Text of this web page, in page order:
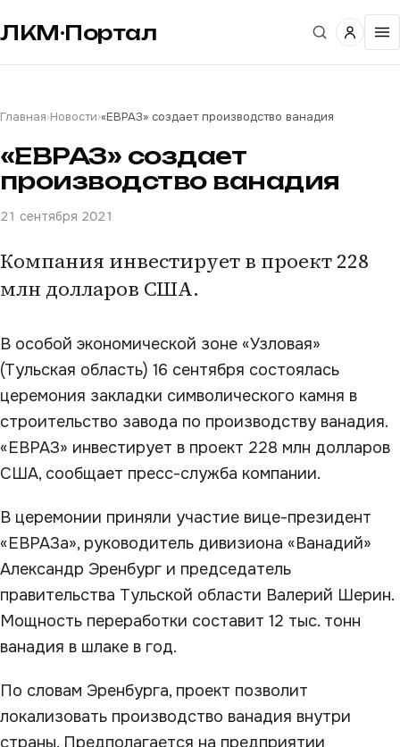
ЛКМ·Портал
Главная›Новости›«ЕВРАЗ» создает производство ванадия
«ЕВРАЗ» создает
производство ванадия
21 сентября 2021
Компания инвестирует в проект 228
млн долларов США.
В особой экономической зоне «Узловая»
(Тульская область) 16 сентября состоялась
церемония закладки символического камня в
строительство завода по производству ванадия.
«ЕВРАЗ» инвестирует в проект 228 млн долларов
США, сообщает пресс-служба компании.
В церемонии приняли участие вице-президент
«ЕВРАЗа», руководитель дивизиона «Ванадий»
Александр Эренбург и председатель
правительства Тульской области Валерий Шерин.
Мощность переработки составит 12 тыс. тонн
ванадия в шлаке в год.
По словам Эренбурга, проект позволит
локализовать производство ванадия внутри
страны. Предполагается на предприятии